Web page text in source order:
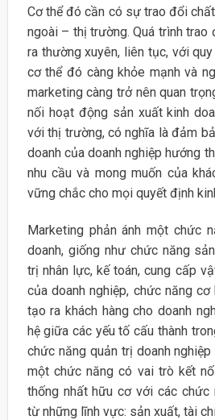
Cơ thể đó cần có sự trao đổi
ngoài – thị trường. Quá trình trao
ra thường xuyên, liên tục, với
cơ thể đó càng khỏe mạnh và
marketing càng trở nên quan
nối hoạt động sản xuất kinh
với thị trường, có nghĩa là đảm
doanh của doanh nghiệp hướng
nhu cầu và mong muốn của
vững chắc cho mọi quyết định
Marketing phản ánh một chức
doanh, giống như chức năng
trị nhân lực, kế toán, cung cấp
của doanh nghiệp, chức năng
tạo ra khách hàng cho doanh
hệ giữa các yếu tố cấu thành
chức năng quản trị doanh
một chức năng có vai trò kết
thống nhất hữu cơ với các chức
từ những lĩnh vực: sản xuất, tài